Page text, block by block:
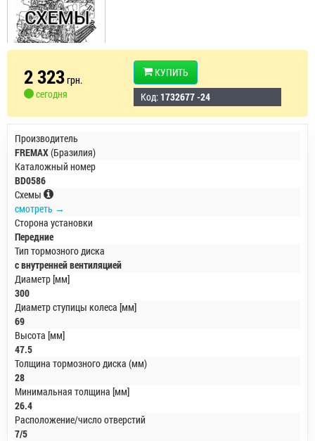
2 323грн.
сегодня
КУПИТЬ
Код: 1732677 -24
Производитель
FREMAX(Бразилия)
Каталожный номер
BD0586
Схемы
смотреть →
Сторона установки
Передние
Тип тормозного диска
с внутренней вентиляцией
Диаметр [мм]
300
Диаметр ступицы колеса [мм]
69
Высота [мм]
47.5
Толщина тормозного диска (мм)
28
Минимальная толщина [мм]
26.4
Расположение/число отверстий
7/5